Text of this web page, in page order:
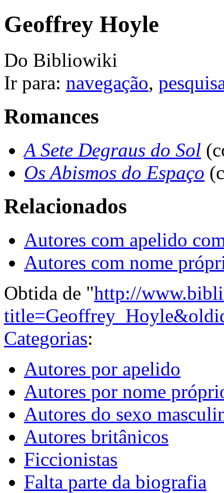
Geoffrey Hoyle
Do Bibliowiki
Ir para: navegação,
Romances
A Sete Degraus do Sol
Os Abismos do Espaço
Relacionados
Autores com apelido
Autores com nome
Obtida de "http://
Categorias:
Autores por apelido
Autores por nome
Autores do sexo
Autores britânicos
Ficcionistas
Falta parte da biografia